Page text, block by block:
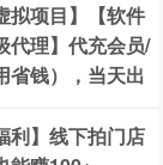
拟项目】【软件
代理】代充会员/
省钱），当天出
利】线下拍门店